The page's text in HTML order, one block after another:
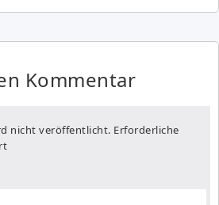
Kommentar
nicht veröffentlicht. Erforderliche